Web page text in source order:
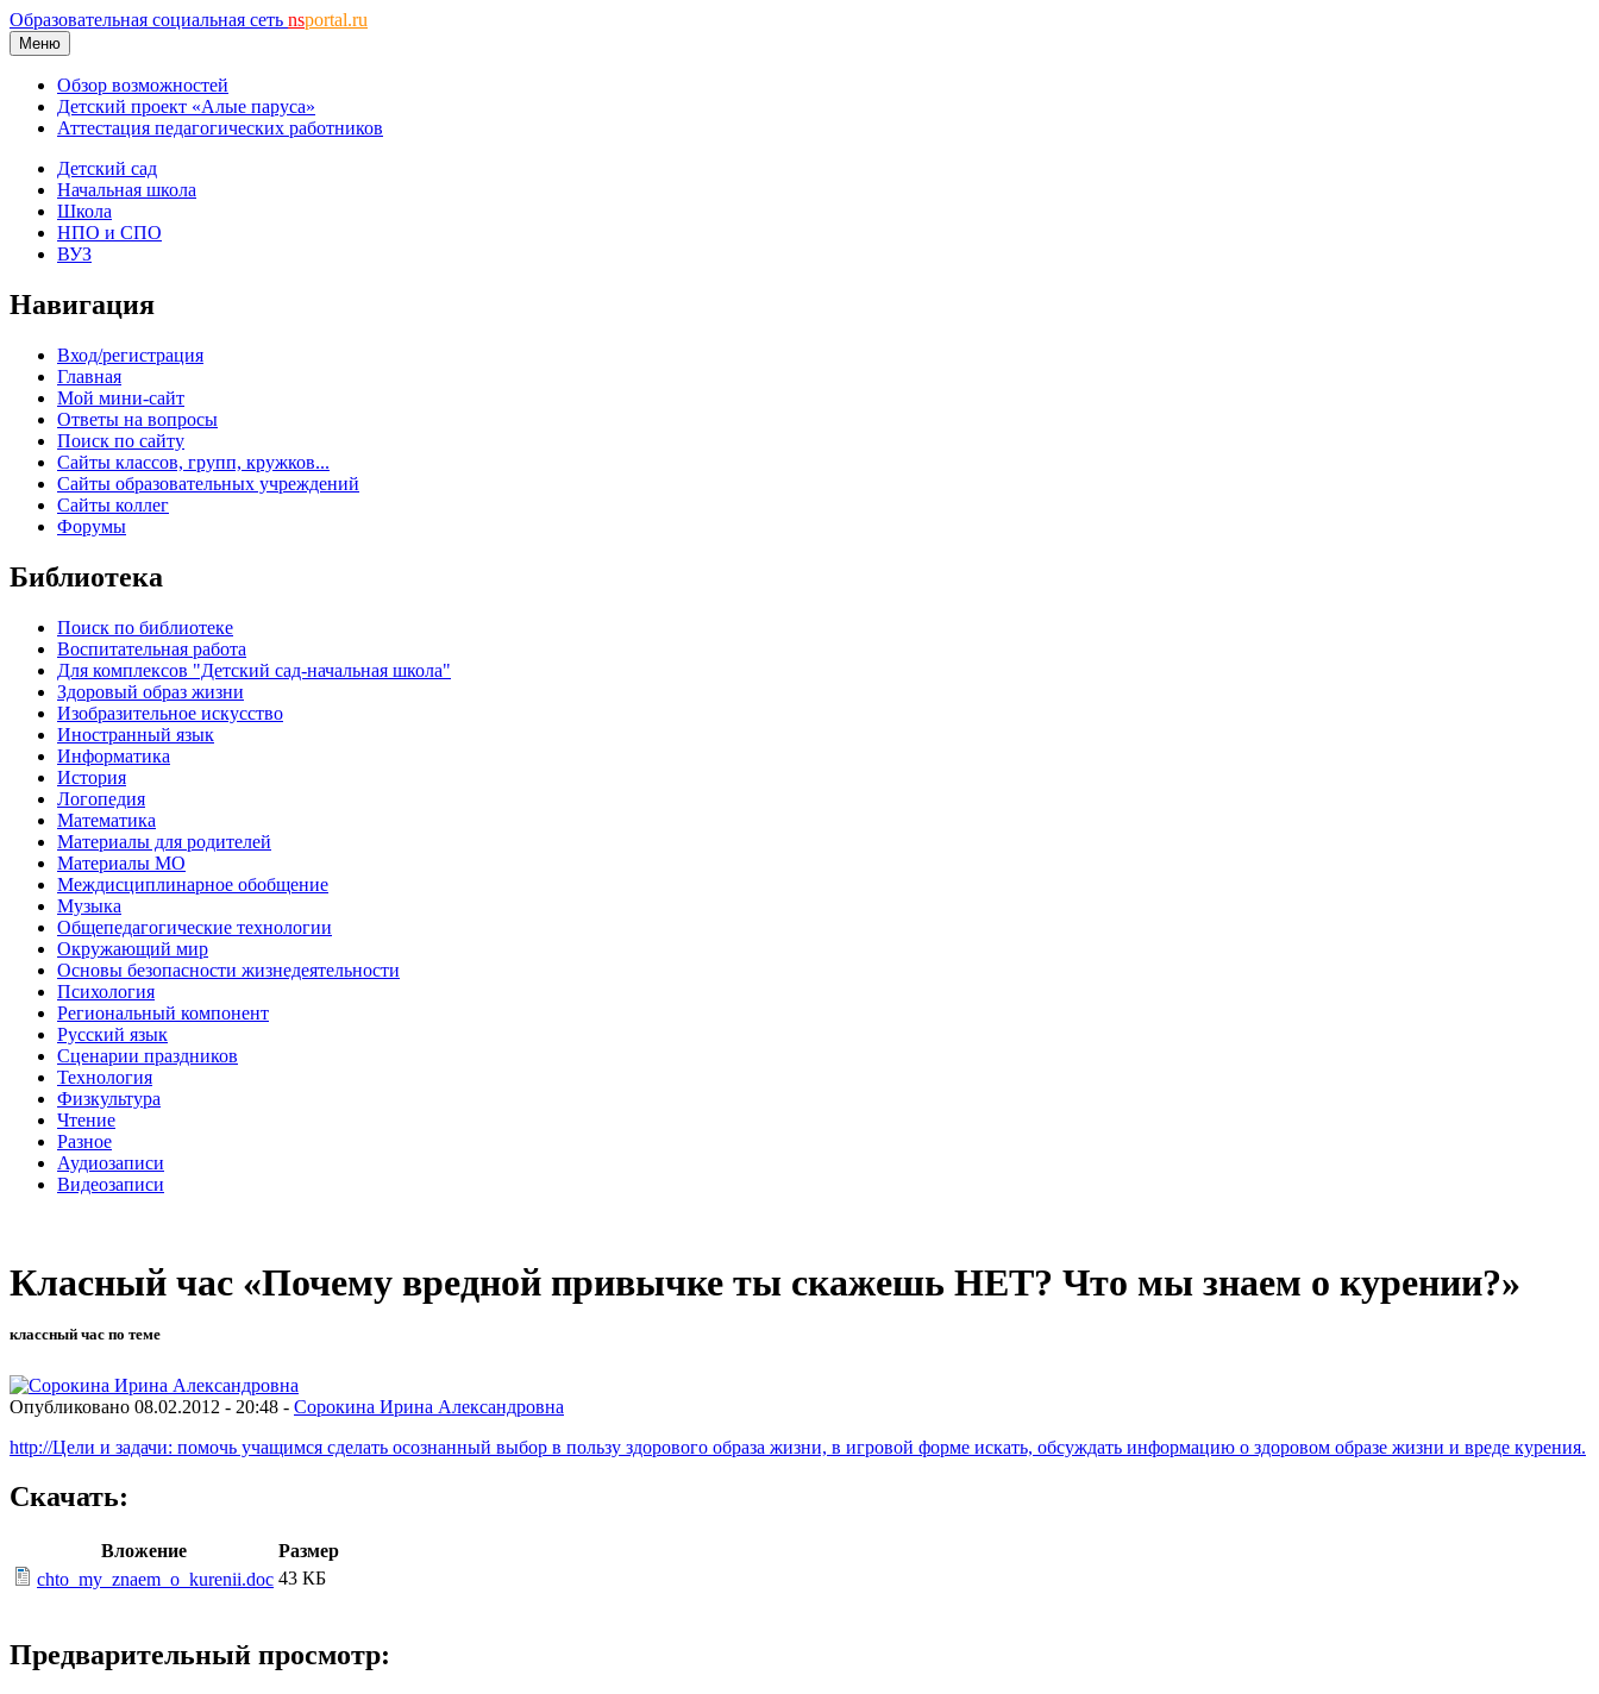
Образовательная социальная сеть nsportal.ru
Меню
Обзор возможностей
Детский проект «Алые паруса»
Аттестация педагогических работников
Детский сад
Начальная школа
Школа
НПО и СПО
ВУЗ
Навигация
Вход/регистрация
Главная
Мой мини-сайт
Ответы на вопросы
Поиск по сайту
Сайты классов, групп, кружков...
Сайты образовательных учреждений
Сайты коллег
Форумы
Библиотека
Поиск по библиотеке
Воспитательная работа
Для комплексов "Детский сад-начальная школа"
Здоровый образ жизни
Изобразительное искусство
Иностранный язык
Информатика
История
Логопедия
Математика
Материалы для родителей
Материалы МО
Междисциплинарное обобщение
Музыка
Общепедагогические технологии
Окружающий мир
Основы безопасности жизнедеятельности
Психология
Региональный компонент
Русский язык
Сценарии праздников
Технология
Физкультура
Чтение
Разное
Аудиозаписи
Видеозаписи
Класный час «Почему вредной привычке ты скажешь НЕТ? Что мы знаем о курении?»
классный час по теме
Опубликовано 08.02.2012 - 20:48 - Сорокина Ирина Александровна
http://Цели и задачи: помочь учащимся сделать осознанный выбор в пользу здорового образа жизни, в игровой форме искать, обсуждать информацию о здоровом образе жизни и вреде курения.
Скачать:
Вложение
Размер
chto_my_znaem_o_kurenii.doc 43 КБ
Предварительный просмотр: